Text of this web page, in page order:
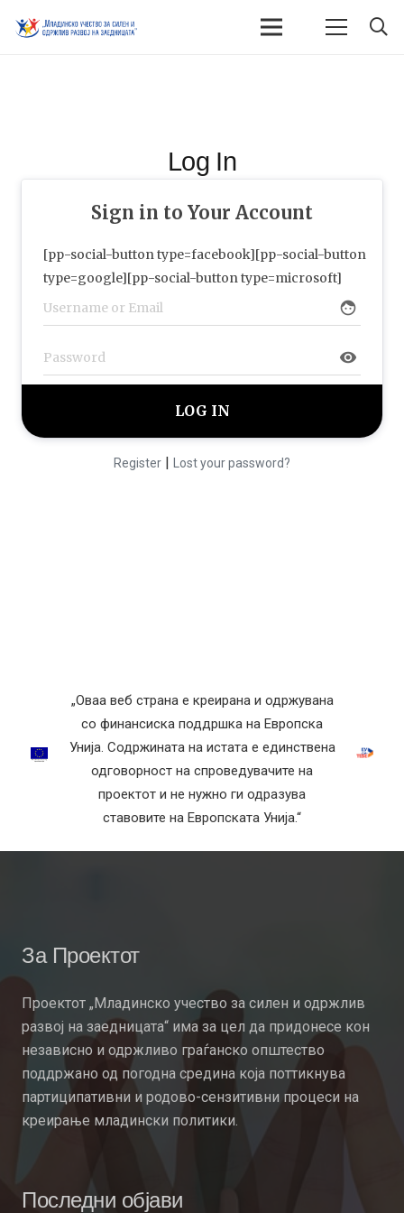
Log In
Sign in to Your Account
[pp-social-button type=facebook][pp-social-button
type=google][pp-social-button type=microsoft]
face
visibility
Register | Lost your password?
„Оваа веб страна е креирана и одржувана
со финансиска поддршка на Европска
Унија. Содржината на истата е единствена
одговорност на спроведувачите на
проектот и не нужно ги одразува
ставовите на Европската Унија.“
За Проектот
Проектот „Младинско учество за силен и одржлив
развој на заедницата“ има за цел да придонесе кон
независно и одржливо граѓанско општество
поддржано од погодна средина која поттикнува
партиципативни и родово-сензитивни процеси на
креирање младински политики.
Последни објави